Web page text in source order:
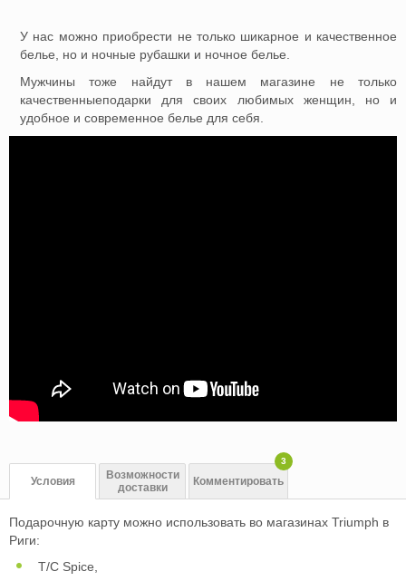
У нас можно приобрести не только шикарное и качественное
белье, но и ночные рубашки и ночное белье.
Мужчины тоже найдут в нашем магазине не только
качественныеподарки для своих любимых женщин, но и
удобное и современное белье для себя.
Условия
Возможности
доставки
Комментировать
3
Подарочную карту можно использовать во магазинах Triumph в
Риги:
T/C Spice,